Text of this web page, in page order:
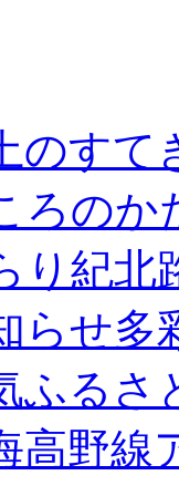
のすて
ろのか
り紀北
らせ多
ふるさ
高野線